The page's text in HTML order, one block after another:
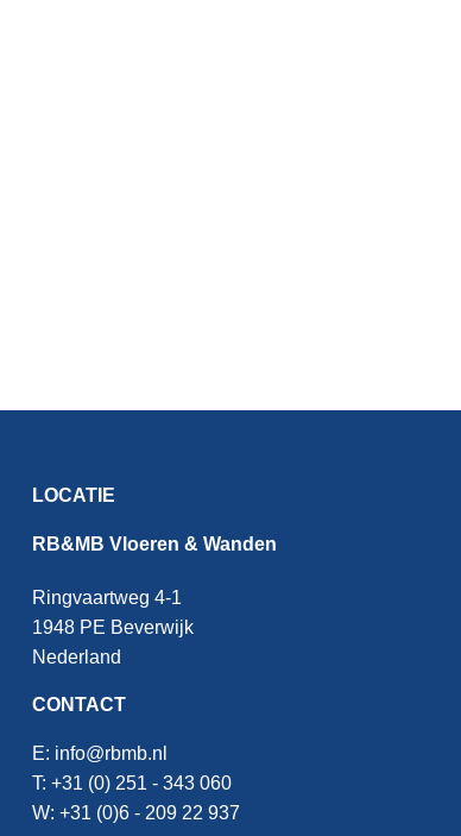
LOCATIE
RB&MB Vloeren & Wanden
Ringvaartweg 4-1
1948 PE Beverwijk
Nederland
CONTACT
E: info@rbmb.nl
T: +31 (0) 251 - 343 060
W: +31 (0)6 - 209 22 937